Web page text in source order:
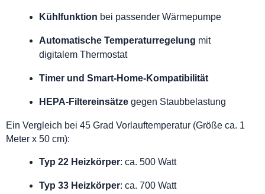
Kühlfunktion bei passender Wärmepumpe
Automatische Temperaturregelung mit
digitalem Thermostat
Timer und Smart-Home-Kompatibilität
HEPA-Filtereinsätze gegen Staubbelastung
Ein Vergleich bei 45 Grad Vorlauftemperatur (Größe ca. 1
Meter x 50 cm):
Typ 22 Heizkörper: ca. 500 Watt
Typ 33 Heizkörper: ca. 700 Watt